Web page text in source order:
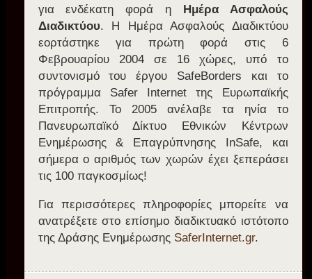
για ενδέκατη φορά η Ημέρα Ασφαλούς
Διαδικτύου. Η Ημέρα Ασφαλούς Διαδικτύου
εορτάστηκε για πρώτη φορά στις 6
Φεβρουαρίου 2004 σε 16 χώρες, υπό το
συντονισμό του έργου SafeBorders και το
πρόγραμμα Safer Internet της Ευρωπαϊκής
Επιτροπής. Το 2005 ανέλαβε τα ηνία το
Πανευρωπαϊκό Δίκτυο Εθνικών Κέντρων
Ενημέρωσης & Επαγρύπνησης InSafe, και
σήμερα ο αριθμός των χωρών έχει ξεπεράσει
τις 100 παγκοσμίως!
Για περισσότερες πληροφορίες μπορείτε να
ανατρέξετε στο επίσημο διαδικτυακό ιστότοπο
της Δράσης Ενημέρωσης SaferInternet.gr.